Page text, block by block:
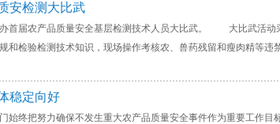
安检测大比武
产品质量安全基层检测技术人员大比武。 大比武活动采
和检验检测技术知识，现场操作考核农、兽药残留和瘦肉精等
稳定向好
终把努力确保不发生重大农产品质量安全事件作为重要工作目